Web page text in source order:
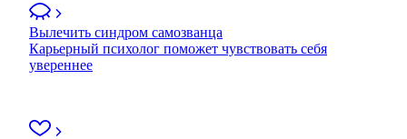
Вылечить синдром самозванца
Карьерный психолог поможет чувствовать себя
увереннее